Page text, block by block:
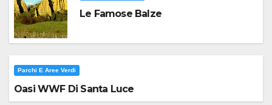
Le Famose Balze
Parchi E Aree Verdi
Oasi WWF Di Santa Luce